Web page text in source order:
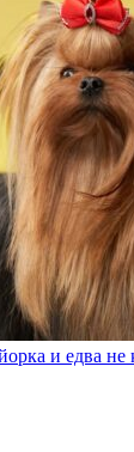
и едва не